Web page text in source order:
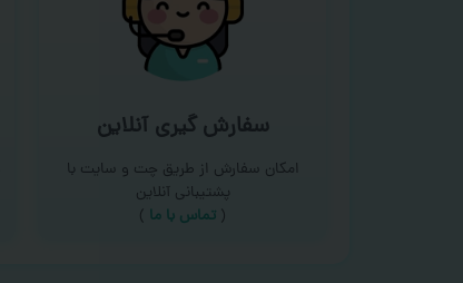
سفارش گیری آنلاین
امکان سفارش از طریق چت و سایت با
پشتیبانی آنلاین
( تماس با ما‌ )